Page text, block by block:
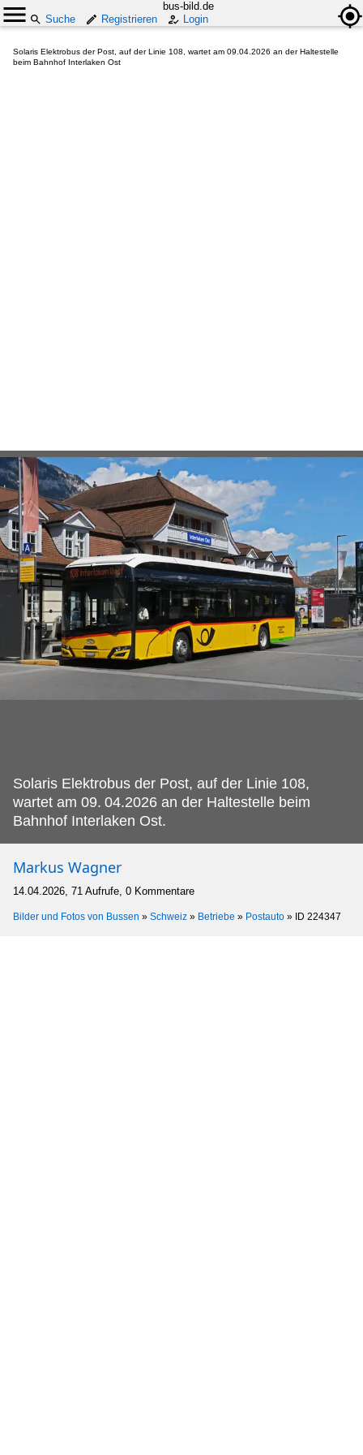
bus-bild.de
Suche
Registrieren Login
Solaris Elektrobus der Post, auf der Linie 108, wartet am 09.04.2026 an der Haltestelle
beim Bahnhof Interlaken Ost
Solaris Elektrobus der Post, auf der Linie 108,
wartet am 09. 04.2026 an der Haltestelle beim
Bahnhof Interlaken Ost.
Markus Wagner
14.04.2026, 71 Aufrufe, 0 Kommentare
Bilder und Fotos von Bussen » Schweiz » Betriebe » Postauto » ID 224347